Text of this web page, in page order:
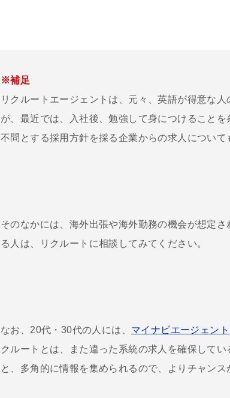
※補足
リクルートエージェントは、元々、英語が得意な
が、最近では、入社後、勉強して身につけること
不問とする採用方針を採る企業からの求人について
そのなかには、海外出張や海外勤務の機会が想定
る人は、リクルートに相談してみてください。
なお、20代・30代の人には、 マイナビエージェント
クルートとは、また違った系統の求人を確保して
と、多角的に情報を集められるので、よりチャンス